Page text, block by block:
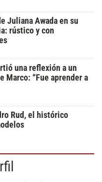
Juliana Awada en su
rústico y con
una reflexión a un
Marco: “Fue aprender a
Rud, el histórico